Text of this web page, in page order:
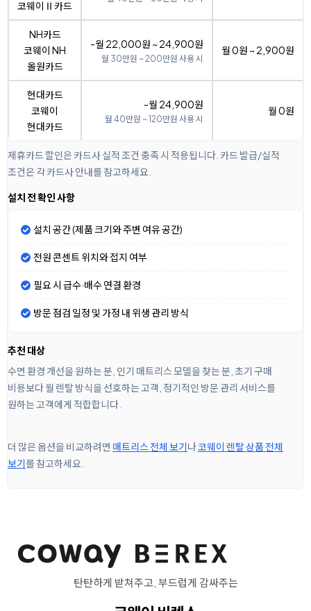
코웨이Ⅱ카드
NH카드
코웨이 NH
올원카드
-월 22,000원 ~ 24,900원
월 30만원 ~ 200만원 사용 시
월 0원 ~ 2,900원
현대카드
코웨이
현대카드
-월 24,900원
월 40만원 ~ 120만원 사용 시
월 0원
제휴카드 할인은 카드사 실적 조건 충족 시 적용됩니다. 카드 발급/실적
조건은 각 카드사 안내를 참고하세요.
설치 전 확인 사항
설치 공간 (제품 크기와 주변 여유 공간)
전원 콘센트 위치와 접지 여부
필요 시 급수·배수 연결 환경
방문 점검 일정 및 가정 내 위생 관리 방식
추천 대상
수면 환경 개선을 원하는 분, 인기 매트리스 모델을 찾는 분, 초기 구매
비용보다 월 렌탈 방식을 선호하는 고객, 정기적인 방문 관리 서비스를
원하는 고객에게 적합합니다.
더 많은 옵션을 비교하려면 매트리스 전체 보기나코웨이 렌탈 상품 전체
보기를 참고하세요.
탄탄하게 받쳐주고, 부드럽게 감싸주는